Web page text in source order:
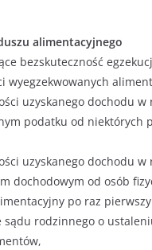
alimentacyjnego
bezskuteczność
wyegzekwowanych
uzyskanego dochodu
podatku od niektórych
uzyskanego dochodu
dochodowym od osób
po raz
rodzinnego o